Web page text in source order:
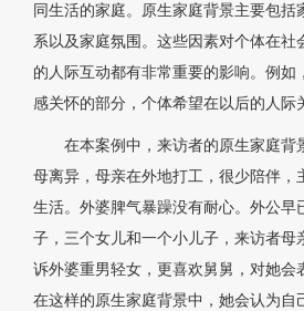
同生活的家庭。原生家庭背景主要包括
系以及家庭氛围。这些因素对个体在社
的人际互动都有非常重要的影响。例如
感关怀的部分，个体希望在以后的人际
在本案例中，来访者的原生家庭背
母离异，母亲在外地打工，很少陪伴，
生活。外婆脾气暴躁没有耐心。外公早
子，三个女儿和一个小儿子，来访者母
诉外婆重男轻女，更喜欢舅舅，对她会
在这样的原生家庭背景中，她会认为自